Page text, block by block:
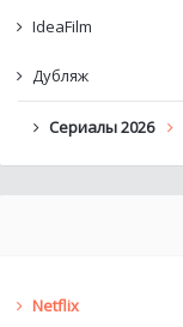
IdeaFilm
Дубляж
Сериалы 2026
Netflix